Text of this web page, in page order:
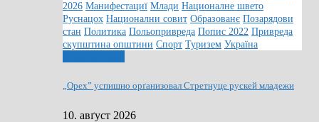
2026 Манифестациї Млади Националне швето
Руснацох Национални совит Образованє Позарядови
стан Политика Польопривреда Попис 2022 Привреда
скупштина општини Спорт Туризем Україна
„Орех” успишно орґанизовал Стретнуце рускей младежи
10. авґуст 2026